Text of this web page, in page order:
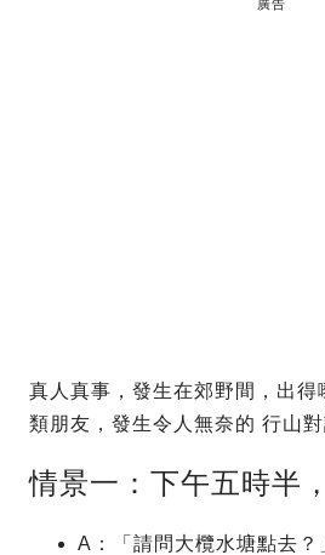
廣告
真人真事，發生在郊野間，出得
類朋友，發生令人無奈的 行山
情景一：下午五時半
A：「請問大欖水塘點去？